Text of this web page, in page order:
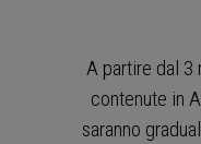
A partire dal 3
contenute in
saranno